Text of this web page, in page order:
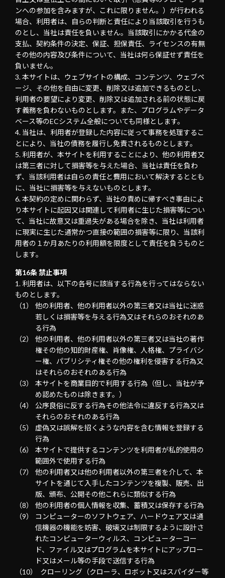
ンへの参加を含みますが、これに限りません。）が行われる
場合、利用者は、自らの判断と責任により当該取引を行うも
のとし、当社は責任を負いません。当該取引にかかる代金の
支払、契約条件の決定、保証、担保責任、ライセンスの有無
その他の内容及び条件について、当社は何ら保証せず責任を
負いません。
本サイトは、ウェブサイトの構成、コンテンツ、ウェブペ
ージ、その他を自由に変更、削除又は追加できるものとし、
利用者の要望により変更、削除又は追加される前の状態に戻
す義務を負わないものとします。また、プログラムやデータ
ベース等のECシステム全般についても同様とします。
当社は、利用者が登録した内容に従って事務を処理するこ
とにより、当社の債務を履行し免責されるものとします。
利用者が、本サイトを利用することにより、他の利用者又
は第三者に対して損害等を与えた場合、当社は責任を負わ
ず、当該利用者は自らの責任と費用において解決するととも
に、当社に損害等を与えないものとします。
本契約の定めに関わらず、当社の責めに帰すべき事由によ
り本サイトに起因又は関連して利用者に生じた損害等につい
て、当社に故意又は重過失がある場合を除き、当社は利用者
に現実に生じた通常かつ直接の範囲の損害等に限り、当該利
用者の１か月あたりの利用額を限度として責任を負うものと
します。
第16条 禁止事項
利用者は、以下の各号に該当する行為を行ってはならない
ものとします。
他の利用者、他の利用者以外の第三者又は当社に迷惑
若しくは損害等を与える行為又はそれらのおそれのあ
る行為
他の利用者、他の利用者以外の第三者又は当社の著作
権その他の知的財産権、肖像権、人格権、プライバシ
ー権、パブリシティ権その他の権利を侵害する行為又
はそれらのおそれのある行為
本サイトを商業目的で利用する行為（但し、当社が予
め認めたものは除きます。）
公序良俗に反する行為その他法令に違反する行為又は
それらのおそれのある行為
虚偽又は誤解を招くような内容を含む情報を登録する
行為
本サイトで提供するコンテンツを利用者が私的使用の
範囲外で使用する行為
他の利用者又は他の利用者以外の第三者を介して、本
サイトを通じて入手したコンテンツを複製、販売、出
版、頒布、公開その他これらに類似する行為
他の利用者の個人情報を収集、蓄積又は保存する行為
コンピューターのソフトウェア、ハードウェア又は通
信機器の機能を妨害、破壊又は制限するように設計さ
れたコンピューターウィルス、コンピューターコー
ド、ファイル又はプログラムを本サイトにアップロー
ド又はメール等の手段で送信する行為
クローリング（クローラ、ロボット又はスパイダー等